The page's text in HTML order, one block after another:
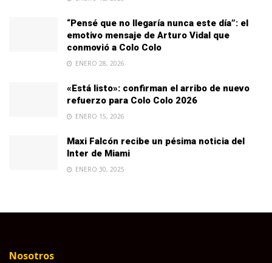
“Pensé que no llegaría nunca este día”: el
emotivo mensaje de Arturo Vidal que
conmovió a Colo Colo
ENERO 28, 2026
«Está listo»: confirman el arribo de nuevo
refuerzo para Colo Colo 2026
ENERO 15, 2026
Maxi Falcón recibe un pésima noticia del
Inter de Miami
ENERO 30, 2025
Nosotros